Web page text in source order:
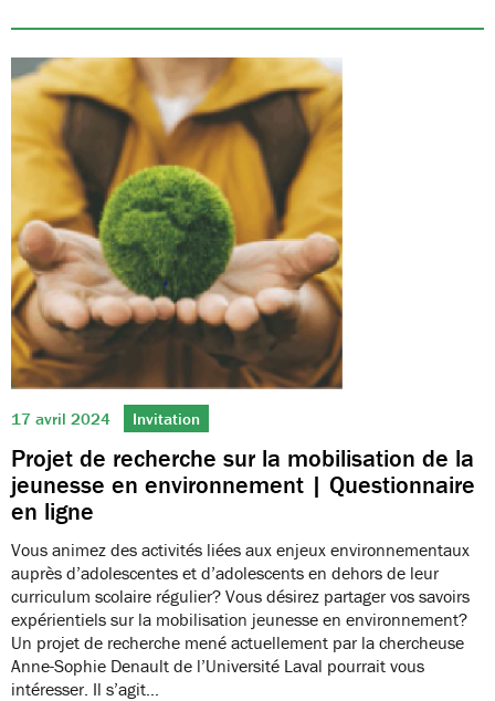
17 avril 2024 Invitation
Projet de recherche sur la mobilisation de la
jeunesse en environnement | Questionnaire
en ligne
Vous animez des activités liées aux enjeux environnementaux
auprès d’adolescentes et d’adolescents en dehors de leur
curriculum scolaire régulier? Vous désirez partager vos savoirs
expérientiels sur la mobilisation jeunesse en environnement?
Un projet de recherche mené actuellement par la chercheuse
Anne-Sophie Denault de l’Université Laval pourrait vous
intéresser. Il s’agit…